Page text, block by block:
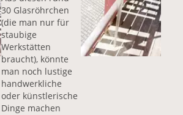
30 Glasröhrchen
(die man nur für
staubige
Werkstätten
braucht), könnte
man noch lustige
handwerkliche
oder künstlerische
Dinge machen